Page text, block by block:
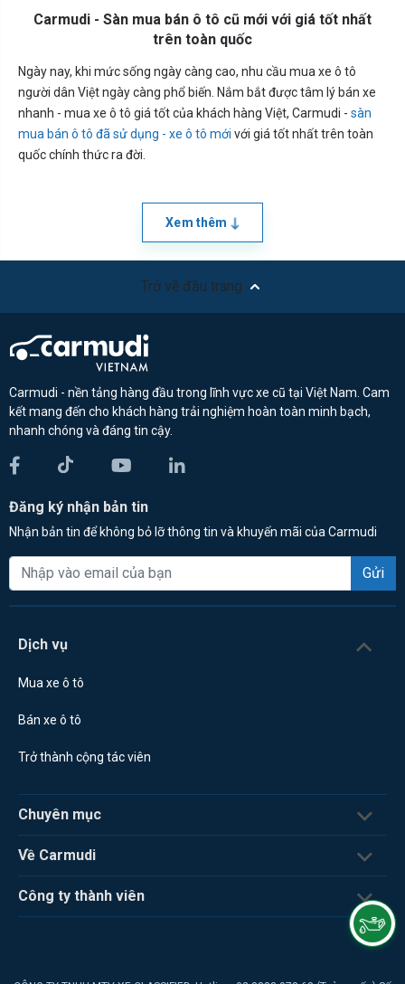
Carmudi - Sàn mua bán ô tô cũ mới với giá tốt nhất
trên toàn quốc
Ngày nay, khi mức sống ngày càng cao, nhu cầu mua xe ô tô
người dân Việt ngày càng phổ biến. Nắm bắt được tâm lý bán xe
nhanh - mua xe ô tô giá tốt của khách hàng Việt, Carmudi - sàn
mua bán ô tô đã sử dụng - xe ô tô mới với giá tốt nhất trên toàn
quốc chính thức ra đời.
Xem thêm
Trở về đầu trang
Carmudi - nền tảng hàng đầu trong lĩnh vực xe cũ tại Việt Nam. Cam
kết mang đến cho khách hàng trải nghiệm hoàn toàn minh bạch,
nhanh chóng và đáng tin cậy.
Đăng ký nhận bản tin
Nhận bản tin để không bỏ lỡ thông tin và khuyến mãi của Carmudi
Gửi
Dịch vụ
Mua xe ô tô
Bán xe ô tô
Trở thành cộng tác viên
Chuyên mục
Về Carmudi
Công ty thành viên